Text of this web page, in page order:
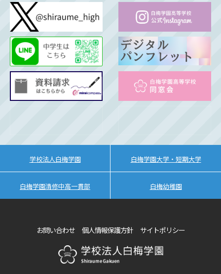
学校法人白梅学園 白梅学園大学・短期大学
白梅学園清修中高一貫部 白梅幼稚園
お問い合わせ 個人情報保護方針 サイトポリシー